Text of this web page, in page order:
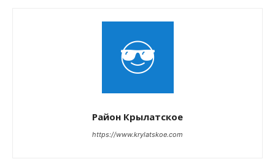
Район Крылатское
https://www.krylatskoe.com